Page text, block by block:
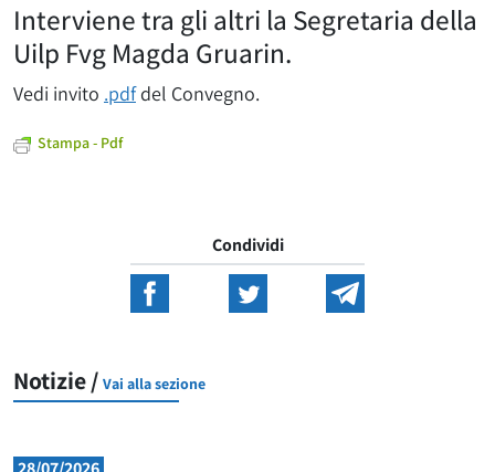
Interviene tra gli altri la Segretaria della
Uilp Fvg Magda Gruarin.
Vedi invito .pdfdel Convegno.
Stampa - Pdf
Condividi
Notizie / Vai alla sezione